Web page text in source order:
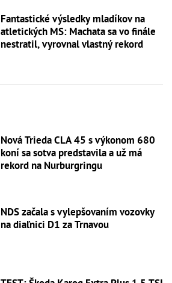
Fantastické výsledky mladíkov na
atletických MS: Machata sa vo finále
nestratil, vyrovnal vlastný rekord
Nová Trieda CLA 45 s výkonom 680
koní sa sotva predstavila a už má
rekord na Nurburgringu
NDS začala s vylepšovaním vozovky
na diaľnici D1 za Trnavou